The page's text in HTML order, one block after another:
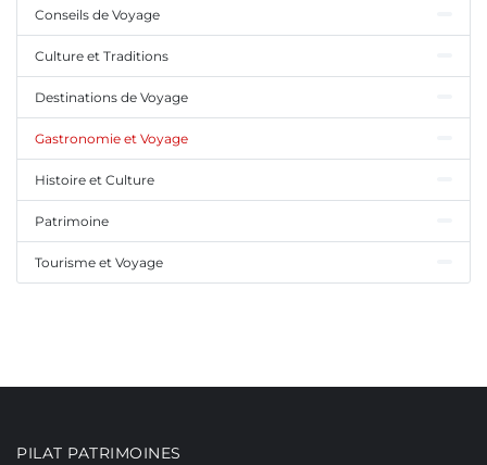
Conseils de Voyage
Culture et Traditions
Destinations de Voyage
Gastronomie et Voyage
Histoire et Culture
Patrimoine
Tourisme et Voyage
PILAT PATRIMOINES